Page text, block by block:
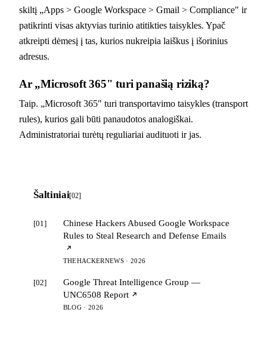
skiltį „Apps > Google Workspace > Gmail > Compliance" ir
patikrinti visas aktyvias turinio atitikties taisykles. Ypač
atkreipti dėmesį į tas, kurios nukreipia laiškus į išorinius
adresus.
Ar „Microsoft 365" turi panašią riziką?
Taip. „Microsoft 365" turi transportavimo taisykles (transport
rules), kurios gali būti panaudotos analogiškai.
Administratoriai turėtų reguliariai audituoti ir jas.
Šaltiniai[02]
[01]
Chinese Hackers Abused Google Workspace
Rules to Steal Research and Defense Emails
THEHACKERNEWS · 2026
[02]
Google Threat Intelligence Group —
UNC6508 Report
BLOG · 2026